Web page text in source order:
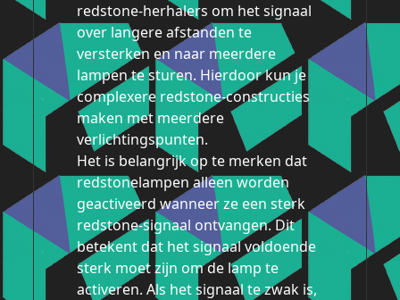
redstone-herhalers om het signaal
over langere afstanden te
versterken en naar meerdere
lampen te sturen. Hierdoor kun je
complexere redstone-constructies
maken met meerdere
verlichtingspunten.
Het is belangrijk op te merken dat
redstonelampen alleen worden
geactiveerd wanneer ze een sterk
redstone-signaal ontvangen. Dit
betekent dat het signaal voldoende
sterk moet zijn om de lamp te
activeren. Als het signaal te zwak is,